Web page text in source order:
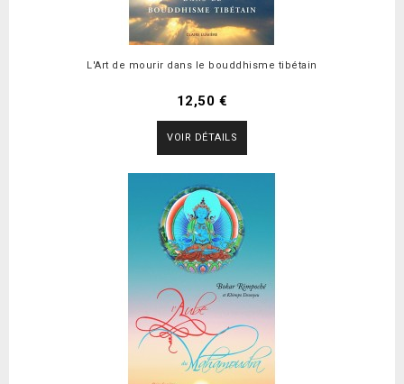
L'Art de mourir dans le bouddhisme tibétain
12,50 €
VOIR DÉTAILS